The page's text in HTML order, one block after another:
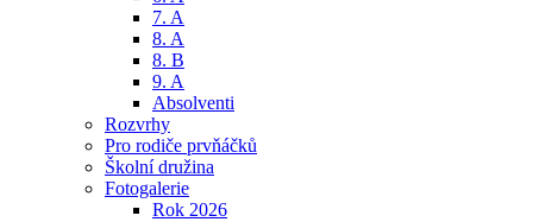
7. A
8. A
8. B
9. A
Absolventi
Rozvrhy
Pro rodiče prvňáčků
Školní družina
Fotogalerie
Rok 2026